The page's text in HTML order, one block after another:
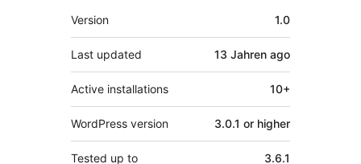
Meta
Version 1.0
Last updated 13 Jahren ago
Active installations 10+
WordPress version 3.0.1 or higher
Tested up to 3.6.1